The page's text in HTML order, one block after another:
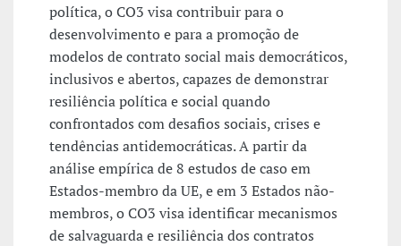
política, o CO3 visa contribuir para o
desenvolvimento e para a promoção de
modelos de contrato social mais democráticos,
inclusivos e abertos, capazes de demonstrar
resiliência política e social quando
confrontados com desafios sociais, crises e
tendências antidemocráticas. A partir da
análise empírica de 8 estudos de caso em
Estados-membro da UE, e em 3 Estados não-
membros, o CO3 visa identificar mecanismos
de salvaguarda e resiliência dos contratos